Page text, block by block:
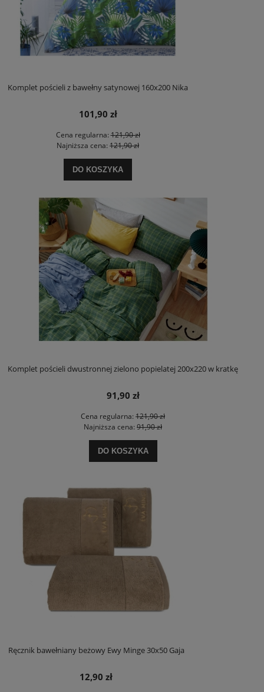
Komplet pościeli z bawełny satynowej 160x200 Nika
101,90 zł
Cena regularna:121,90 zł
Najniższa cena: 121,90 zł
DO KOSZYKA
Komplet pościeli dwustronnej zielono popielatej 200x220 w kratkę
91,90 zł
Cena regularna: 121,90 zł
Najniższa cena: 91,90 zł
DO KOSZYKA
Ręcznik bawełniany beżowy Ewy Minge 30x50 Gaja
12,90 zł